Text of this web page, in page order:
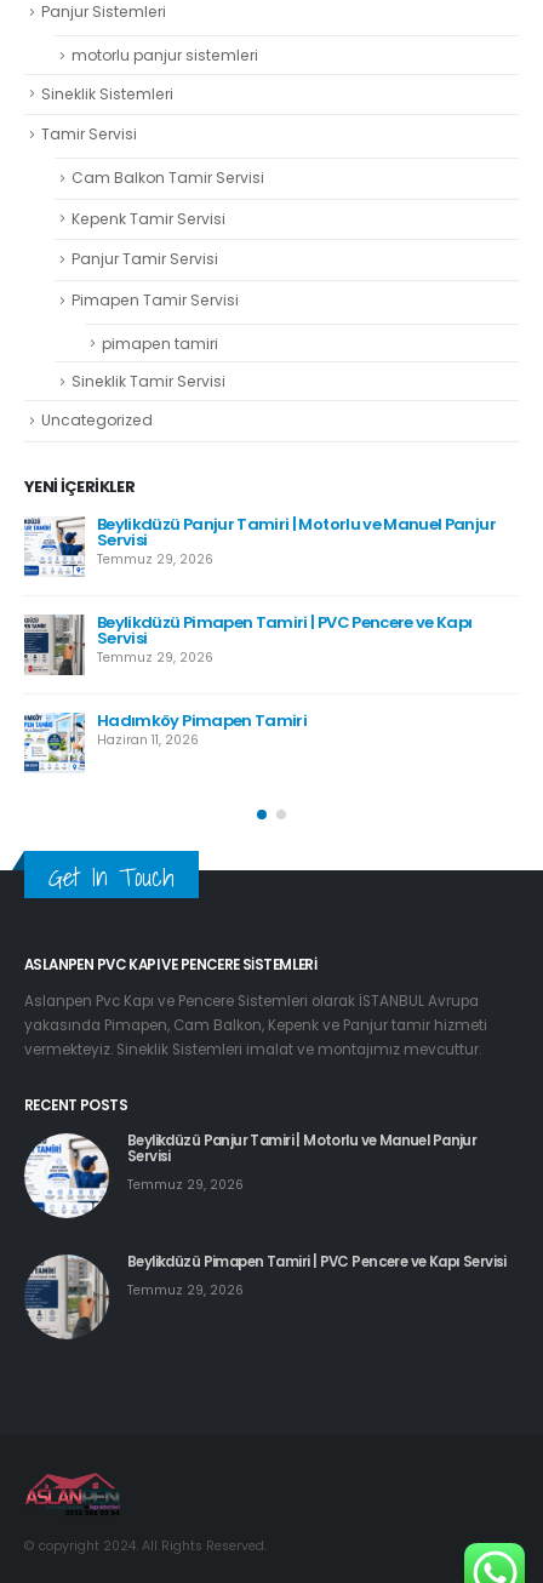
Panjur Sistemleri
motorlu panjur sistemleri
Sineklik Sistemleri
Tamir Servisi
Cam Balkon Tamir Servisi
Kepenk Tamir Servisi
Panjur Tamir Servisi
Pimapen Tamir Servisi
pimapen tamiri
Sineklik Tamir Servisi
Uncategorized
YENI İÇERIKLER
Beylikdüzü Panjur Tamiri | Motorlu ve Manuel Panjur
Servisi
Temmuz 29, 2026
Beylikdüzü Pimapen Tamiri | PVC Pencere ve Kapı
Servisi
Temmuz 29, 2026
Hadımköy Pimapen Tamiri
Haziran 11, 2026
Get In Touch
ASLANPEN PVC KAPI VE PENCERE SISTEMLERI
Aslanpen Pvc Kapı ve Pencere Sistemleri olarak İSTANBUL Avrupa
yakasında Pimapen, Cam Balkon, Kepenk ve Panjur tamir hizmeti
vermekteyiz. Sineklik Sistemleri imalat ve montajımız mevcuttur.
RECENT POSTS
Beylikdüzü Panjur Tamiri | Motorlu ve Manuel Panjur
Servisi
Temmuz 29, 2026
Beylikdüzü Pimapen Tamiri | PVC Pencere ve Kapı Servisi
Temmuz 29, 2026
© copyright 2024. All Rights Reserved.